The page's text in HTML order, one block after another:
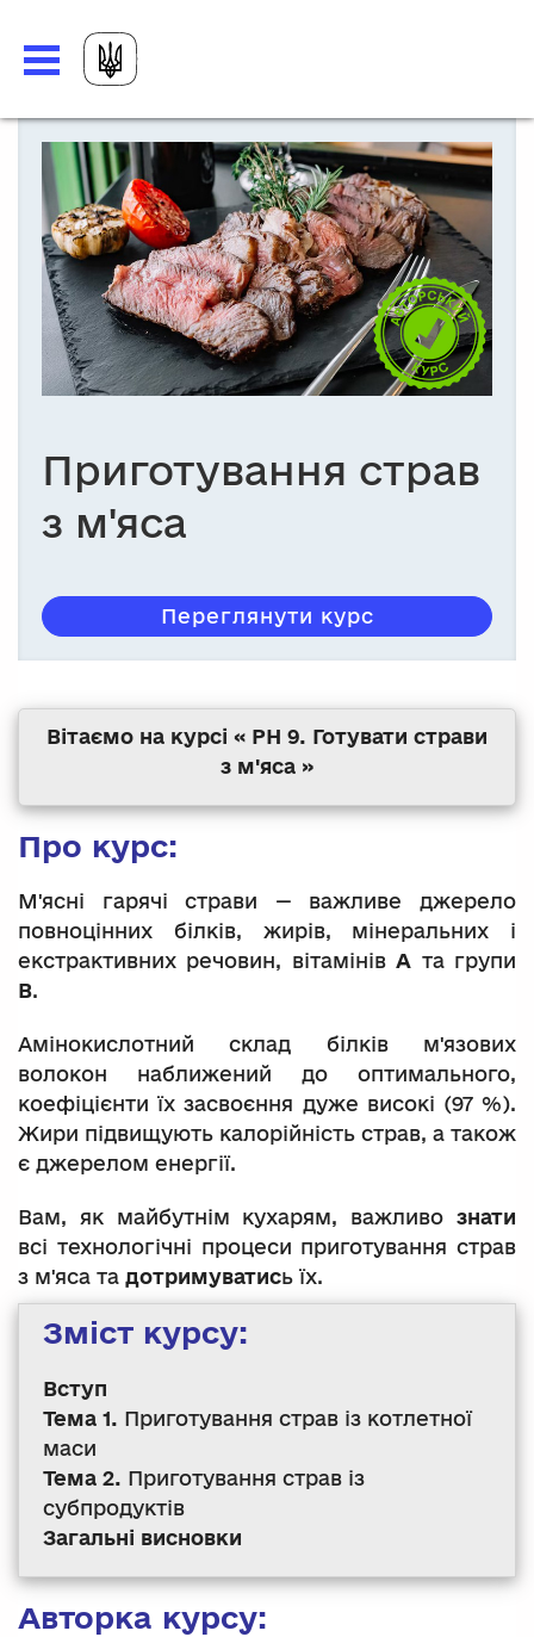
Приготування страв
з м'яса
Переглянути курс
Вітаємо на курсі « РН 9. Готувати страви
з м'яса »
Про курс:
М'ясні гарячі страви — важливе джерело
повноцінних білків, жирів, мінеральних і
екстрактивних речовин, вітамінівА та групи
В.
Амінокислотний склад білків м'язових
волокон наближений до оптимального,
коефіцієнти їх засвоєння дуже високі (97 %).
Жири підвищують калорійність страв, а також
є джерелом енергії.
Вам, як майбутнім кухарям, важливо знати
всі технологічні процеси приготування страв
з м'яса та дотримуватись їх.
Зміст курсу:
Вступ
Тема 1. Приготування страв із котлетної
маси
Тема 2. Приготування страв із
субпродуктів
Загальні висновки
Авторка курсу: